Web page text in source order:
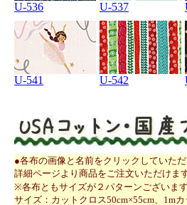
U-536 U-537
U-541 U-542
●各布の画像と名前をクリックしていた
詳細ページより商品をご注文いただけます
※各布ともサイズが２パターンございま
サイズ：カットクロス50cm×55cm、1mカ